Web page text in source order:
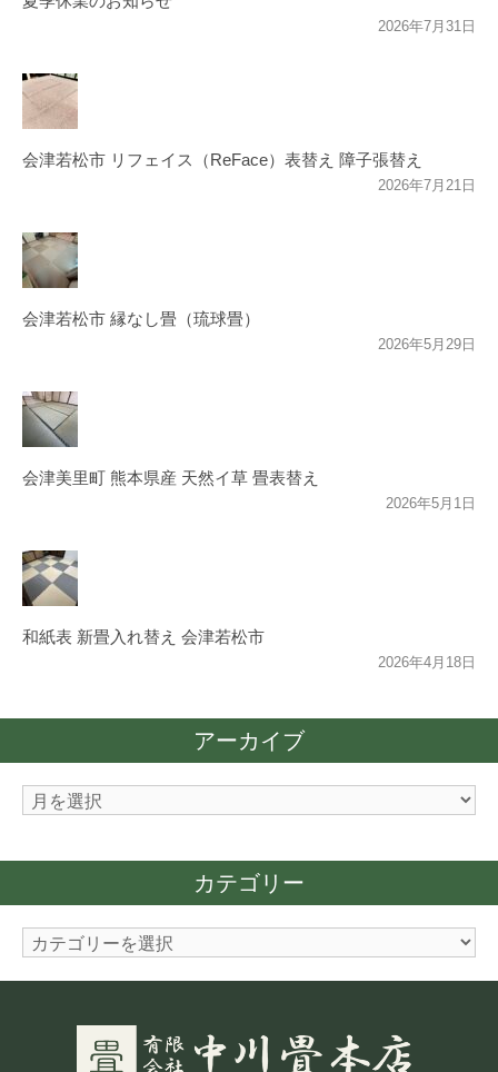
2026年7月31日
会津若松市 リフェイス（ReFace）表替え 障子張替え
2026年7月21日
会津若松市 縁なし畳（琉球畳）
2026年5月29日
会津美里町 熊本県産 天然イ草 畳表替え
2026年5月1日
和紙表 新畳入れ替え 会津若松市
2026年4月18日
アーカイブ
ア
カ
カテゴリー
カ